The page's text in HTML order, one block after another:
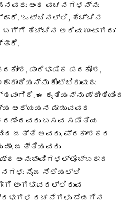
ಅಂಥ ವಚನಗಳನ್ನು
‘ಒಟ್ಟಿನಲ್ಲಿ, ಹೆಚ್ಚಿನ
ಹೆಚ್ಚಿನ ಅರಿವು ಉಂಟಾಗದು’
ಪಾರಿಭಾಷಿಕ ಪದಕೋಶ,
ಕೊಟ್ಟಿರುವುದು
ಈ ಕೃತಿಯನ್ನು ಪ್ರೀತಿಯಿಂದ
ಅಧ್ಯಯನ ಮಾಡುವವರ
ಬಸವ ಸಮಿತಿಯ
ಜತ್ತಿ ಅವರು. ಪ್ರಕಾಶಕರ
ಡಾ. ಜತ್ತಿಯವರು
ಅನುಭಾವಿಗಳಲ್ಲೊಬ್ಬರಾದ
ನೈಜ ನೆಲೆಯಲ್ಲಿ
ಅಂಗಭಾವದಲ್ಲಿರುವ
ರಚನೆಗಳು ಬೆಡಗಿನ